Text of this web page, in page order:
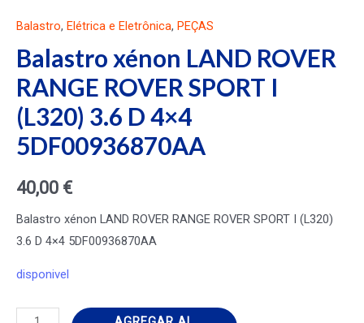
Balastro, Elétrica e Eletrônica, PEÇAS
Balastro xénon LAND ROVER
RANGE ROVER SPORT I
(L320) 3.6 D 4×4
5DF00936870AA
40,00 €
Balastro xénon LAND ROVER RANGE ROVER SPORT I (L320)
3.6 D 4×4 5DF00936870AA
disponivel
Balastro